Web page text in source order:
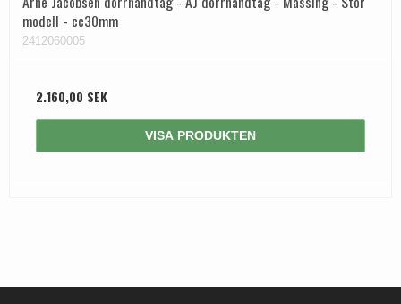
modell - cc30mm
2412060005
2.160,00 SEK
VISA PRODUKTEN